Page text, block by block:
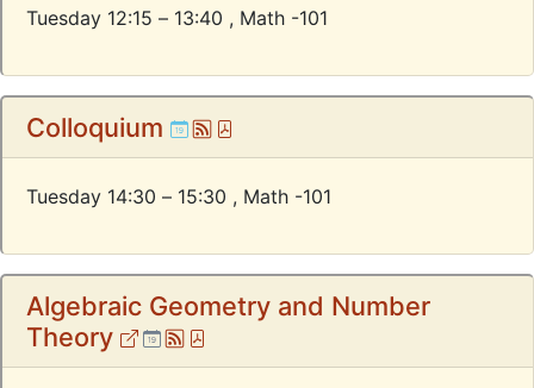
Tuesday 12:15 – 13:40 , Math -101
Colloquium IcalAtom
Tuesday 14:30 – 15:30 , Math -101
Algebraic Geometry and Number
Theory
External
IcalAtom